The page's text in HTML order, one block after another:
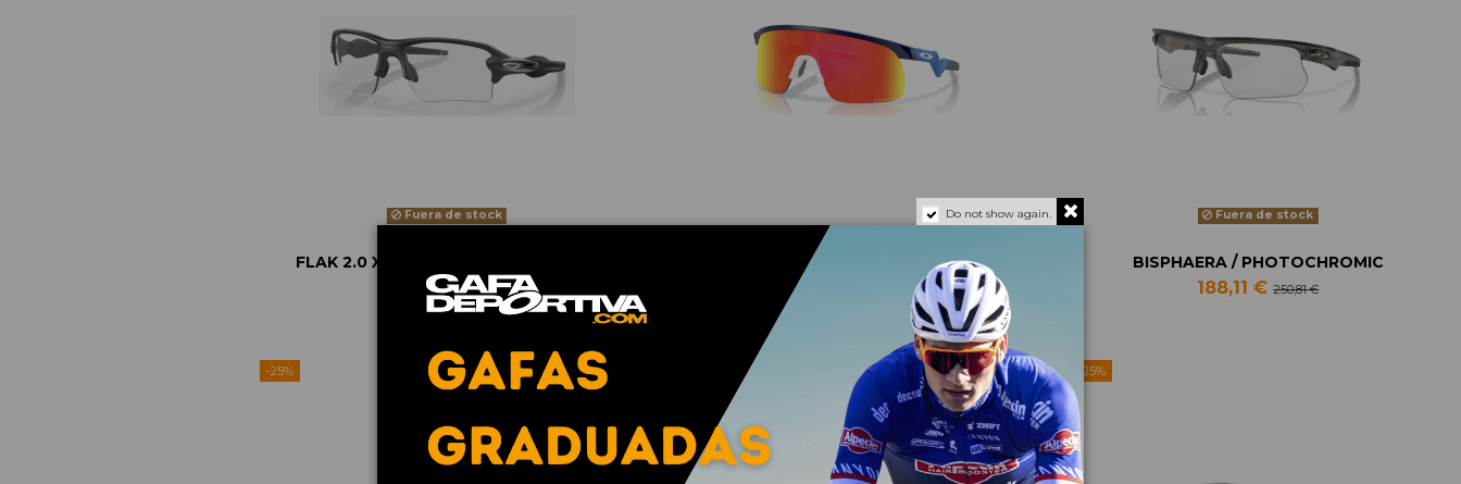
Fuera de stock
FLAK 2.0 XL STEEL/PHOTOCHROMIC
188,25 €251,00 €
RESISTOR / PRIZM RUBY
88,28 €
Fuera de stock
BISPHAERA / PHOTOCHROMIC
188,11 €250,81 €
-25% -25%
Do not show again.